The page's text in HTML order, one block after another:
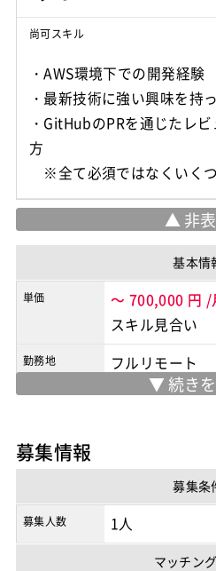
尚可スキル
・AWS環境下での開発経験
・最新技術に強い興味を持
・GitHubのPRを通じたレ
方
※全て必須ではなくいく
基本情
単価 ～ 700,000 円 /
スキル見合い
勤務地 フルリモート
※実際の勤務地は応
商流
募集情報
募集条
募集人数 1人
マッチン